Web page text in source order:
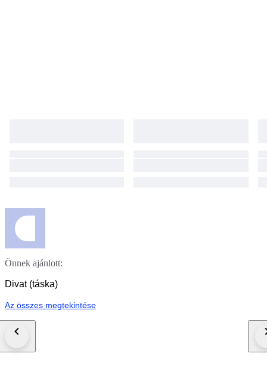
Önnek ajánlott:
Divat (táska)
Az összes megtekintése